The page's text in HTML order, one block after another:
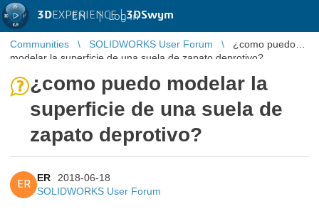
3DEXPERIENCE |3DSwym
EN | Log in
Communities SOLIDWORKS User Forum
¿como puedo
modelar la superficie de una suela de zapato deprotivo?
¿como puedo modelar la
superficie de una suela de
zapato deprotivo?
ER
ER
2018-06-18
SOLIDWORKS User Forum